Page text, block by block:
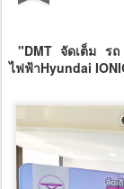
"DMT จัดเต็ม ร
ไฟฟ้าHyundai